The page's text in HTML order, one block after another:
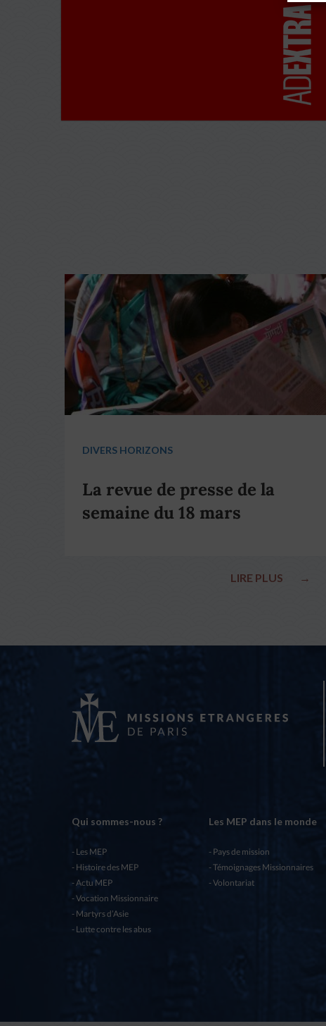
DIVERS HORIZONS
La revue de presse de la
semaine du 18 mars
LIRE PLUS →
Qui sommes-nous ?
Les MEP
Histoire des MEP
Actu MEP
Vocation Missionnaire
Martyrs d’Asie
Lutte contre les abus
Les MEP dans le monde
Pays de mission
Témoignages Missionnaires
Volontariat